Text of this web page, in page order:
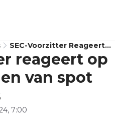
SEC-Voorzitter Reageert
Op Goedkeuringen Van
Spot Bitcoin ETF's
reageert op
van spot
7:00